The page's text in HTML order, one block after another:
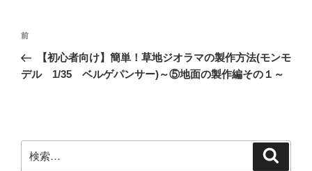
投
ナ
シ
ョ
前
の
投
前
【初心者向け】簡単！草地ジオラマの製作方法(モンモ
デル 1/35 ベルゲパンサー)～⑤地面の製作編その１～
索: